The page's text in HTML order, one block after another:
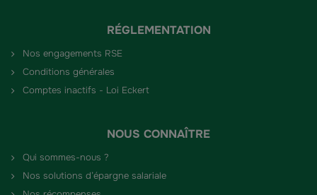
RÉGLEMENTATION
Nos engagements RSE
Conditions générales
Comptes inactifs - Loi Eckert
NOUS CONNAÎTRE
Qui sommes-nous ?
Nos solutions d’épargne salariale